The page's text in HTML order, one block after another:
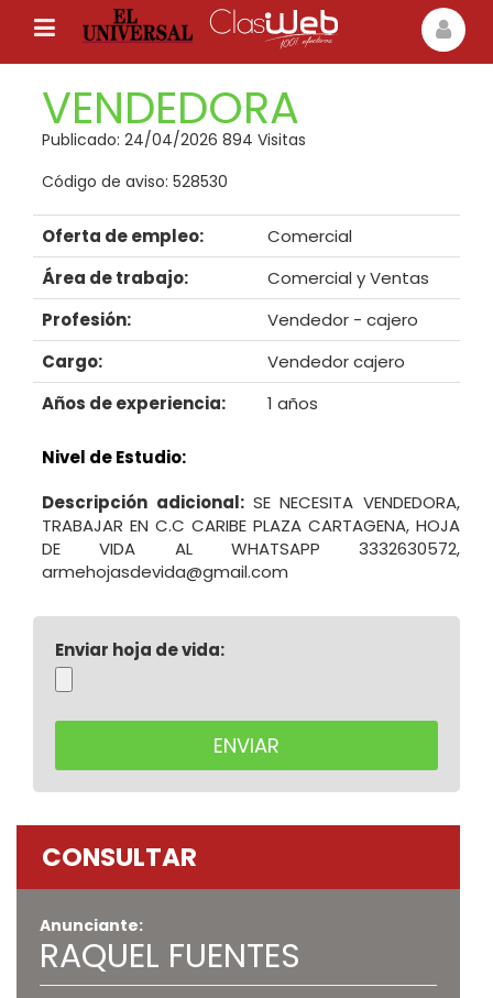
VENDEDORA
Publicado: 24/04/2026 894 Visitas
Código de aviso: 528530
Oferta de empleo:
Comercial
Área de trabajo:
Comercial y Ventas
Profesión:
Vendedor - cajero
Cargo:
Vendedor cajero
Años de experiencia:
1 años
Nivel de Estudio:
Descripción adicional: SE NECESITA VENDEDORA,
TRABAJAR EN C.C CARIBE PLAZA CARTAGENA, HOJA
DE VIDA AL WHATSAPP 3332630572,
armehojasdevida@gmail.com
Enviar hoja de vida:
CONSULTAR
Anunciante:
RAQUEL FUENTES